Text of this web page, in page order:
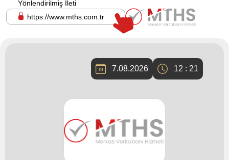
https://www.mths.com.tr
Yönlendirilmiş İleti
7.08.2026 12 : 21